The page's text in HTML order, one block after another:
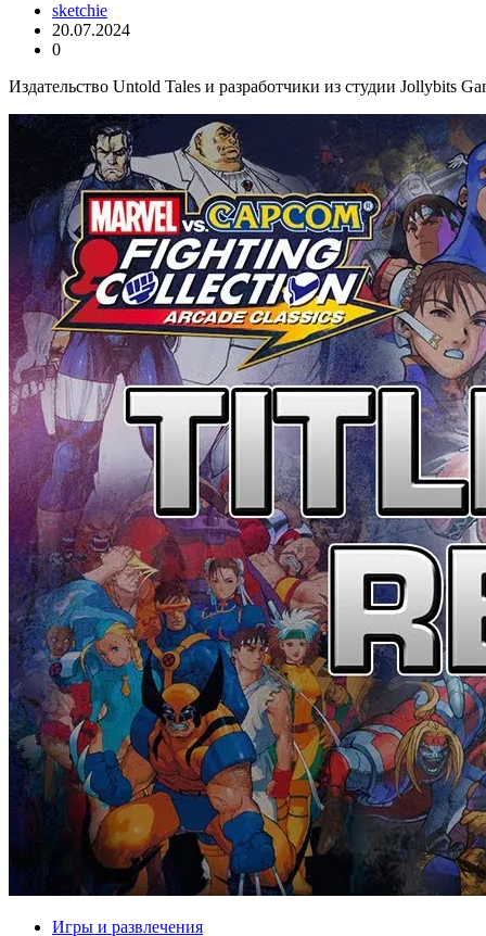
sketchie
20.07.2024
0
Издательство Untold Tales и разработчики из студии Jollybits
Игры и развлечения